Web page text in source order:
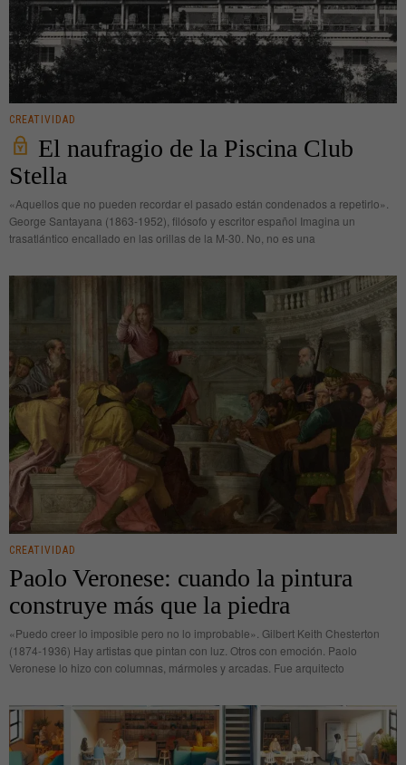
CREATIVIDAD
El naufragio de la Piscina Club
Stella
«Aquellos que no pueden recordar el pasado están condenados a repetirlo».
George Santayana (1863-1952), filósofo y escritor español Imagina un
trasatlántico encallado en las orillas de la M‑30. No, no es una
CREATIVIDAD
Paolo Veronese: cuando la pintura
construye más que la piedra
«Puedo creer lo imposible pero no lo improbable». Gilbert Keith Chesterton
(1874-1936) Hay artistas que pintan con luz. Otros con emoción. Paolo
Veronese lo hizo con columnas, mármoles y arcadas. Fue arquitecto